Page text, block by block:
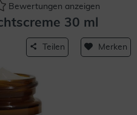
Bewertungen anzeigen
30 ml
Teilen Merken